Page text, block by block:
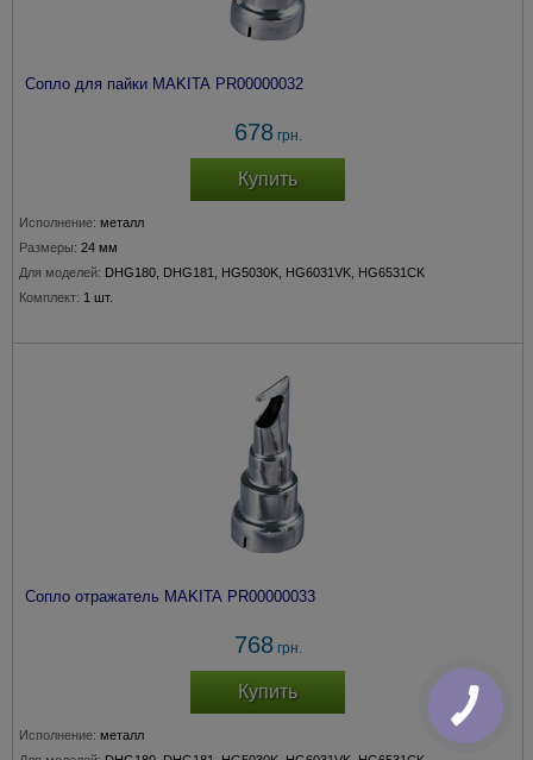
Сопло для пайки MAKITA PR00000032
678грн.
Купить
Исполнение: металл
Размеры: 24 мм
Для моделей: DHG180, DHG181, HG5030K, HG6031VK, HG6531CK
Комплект: 1 шт.
Сопло отражатель MAKITA PR00000033
768грн.
Купить
Исполнение: металл